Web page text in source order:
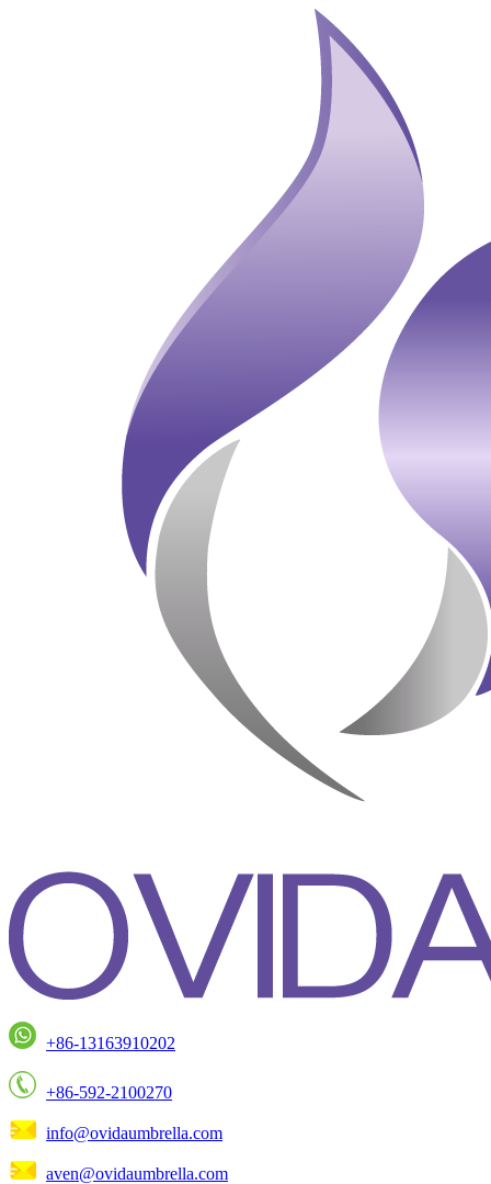
+86-13163910202
+86-592-2100270
info@ovidaumbrella.com
aven@ovidaumbrella.com